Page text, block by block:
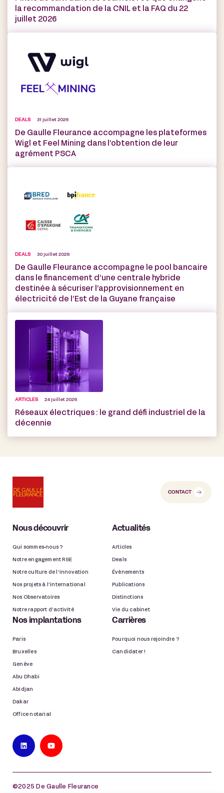
la recommandation de la CNIL et la FAQ du 22
juillet 2026
DEALS 31 juillet 2026
De Gaulle Fleurance accompagne les plateformes
Wigl et Feel Mining dans l’obtention de leur
agrément PSCA
DEALS 30 juillet 2026
De Gaulle Fleurance accompagne le pool bancaire
dans le financement d’une centrale hybride
destinée à sécuriser l’approvisionnement en
électricité de l’Est de la Guyane française
ARTICLES 24 juillet 2026
Réseaux électriques : le grand défi industriel de la
décennie
CONTACT
Nous découvrir
Qui sommes-nous ?
Notre engagement RSE
Notre culture de l’innovation
Nos projets à l’international
Nos Observatoires
Notre rapport d’activité
Actualités
Articles
Deals
Évènements
Publications
Distinctions
Vie du cabinet
Nos implantations
Paris
Bruxelles
Genève
Abu Dhabi
Abidjan
Dakar
Office notarial
Carrières
Pourquoi nous rejoindre ?
Candidater !
©2025 De Gaulle Fleurance